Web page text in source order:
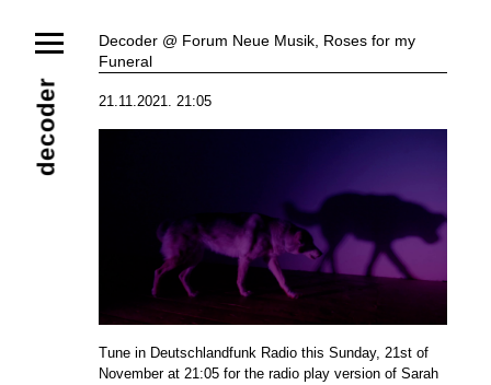
decoder
News
Ensemble
Members Collaborators
Repertoire
Eternal Dawn ADVERT Future
Decoder @ Forum Neue Musik, Roses for my
Funeral
21.11.2021. 21:05
Tune in Deutschlandfunk Radio this Sunday, 21st of
November at 21:05 for the radio play version of Sarah